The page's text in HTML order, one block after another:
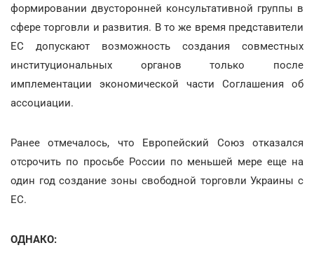
формировании двусторонней консультативной группы в
сфере торговли и развития. В то же время представители
ЕС допускают возможность создания совместных
институциональных органов только после
имплементации экономической части Соглашения об
ассоциации.
Ранее отмечалось, что Европейский Союз отказался
отсрочить по просьбе России по меньшей мере еще на
один год создание зоны свободной торговли Украины с
ЕС.
ОДНАКО: